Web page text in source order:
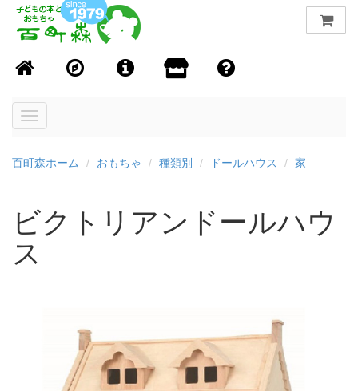
Toggle
百町森ホーム おもちゃ 種類別 ドールハウス 家
ビクトリアンドールハウ
ス